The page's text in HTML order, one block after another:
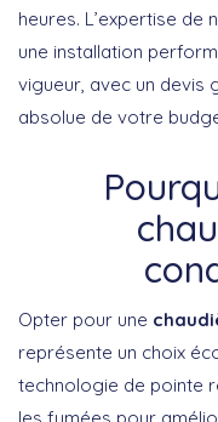
heures. L’expertise de
une installation
vigueur, avec un devis
absolue de votre
Opter pour une
représente un choix
technologie de pointe